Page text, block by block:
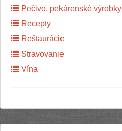
Pečivo, pekárenské výrobky
Recepty
Reštaurácie
Stravovanie
Vína